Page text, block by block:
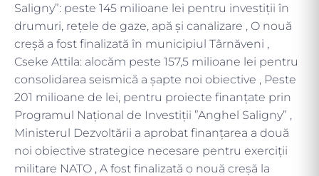
Saligny”: peste 145 milioane lei pentru investiții în
drumuri, rețele de gaze, apă și canalizare , O nouă
creșă a fost finalizată în municipiul Târnăveni ,
Cseke Attila: alocăm peste 157,5 milioane lei pentru
consolidarea seismică a șapte noi obiective , Peste
201 milioane de lei, pentru proiecte finanțate prin
Programul Național de Investiții ”Anghel Saligny” ,
Ministerul Dezvoltării a aprobat finanțarea a două
noi obiective strategice necesare pentru exerciții
militare NATO , A fost finalizată o nouă creșă la